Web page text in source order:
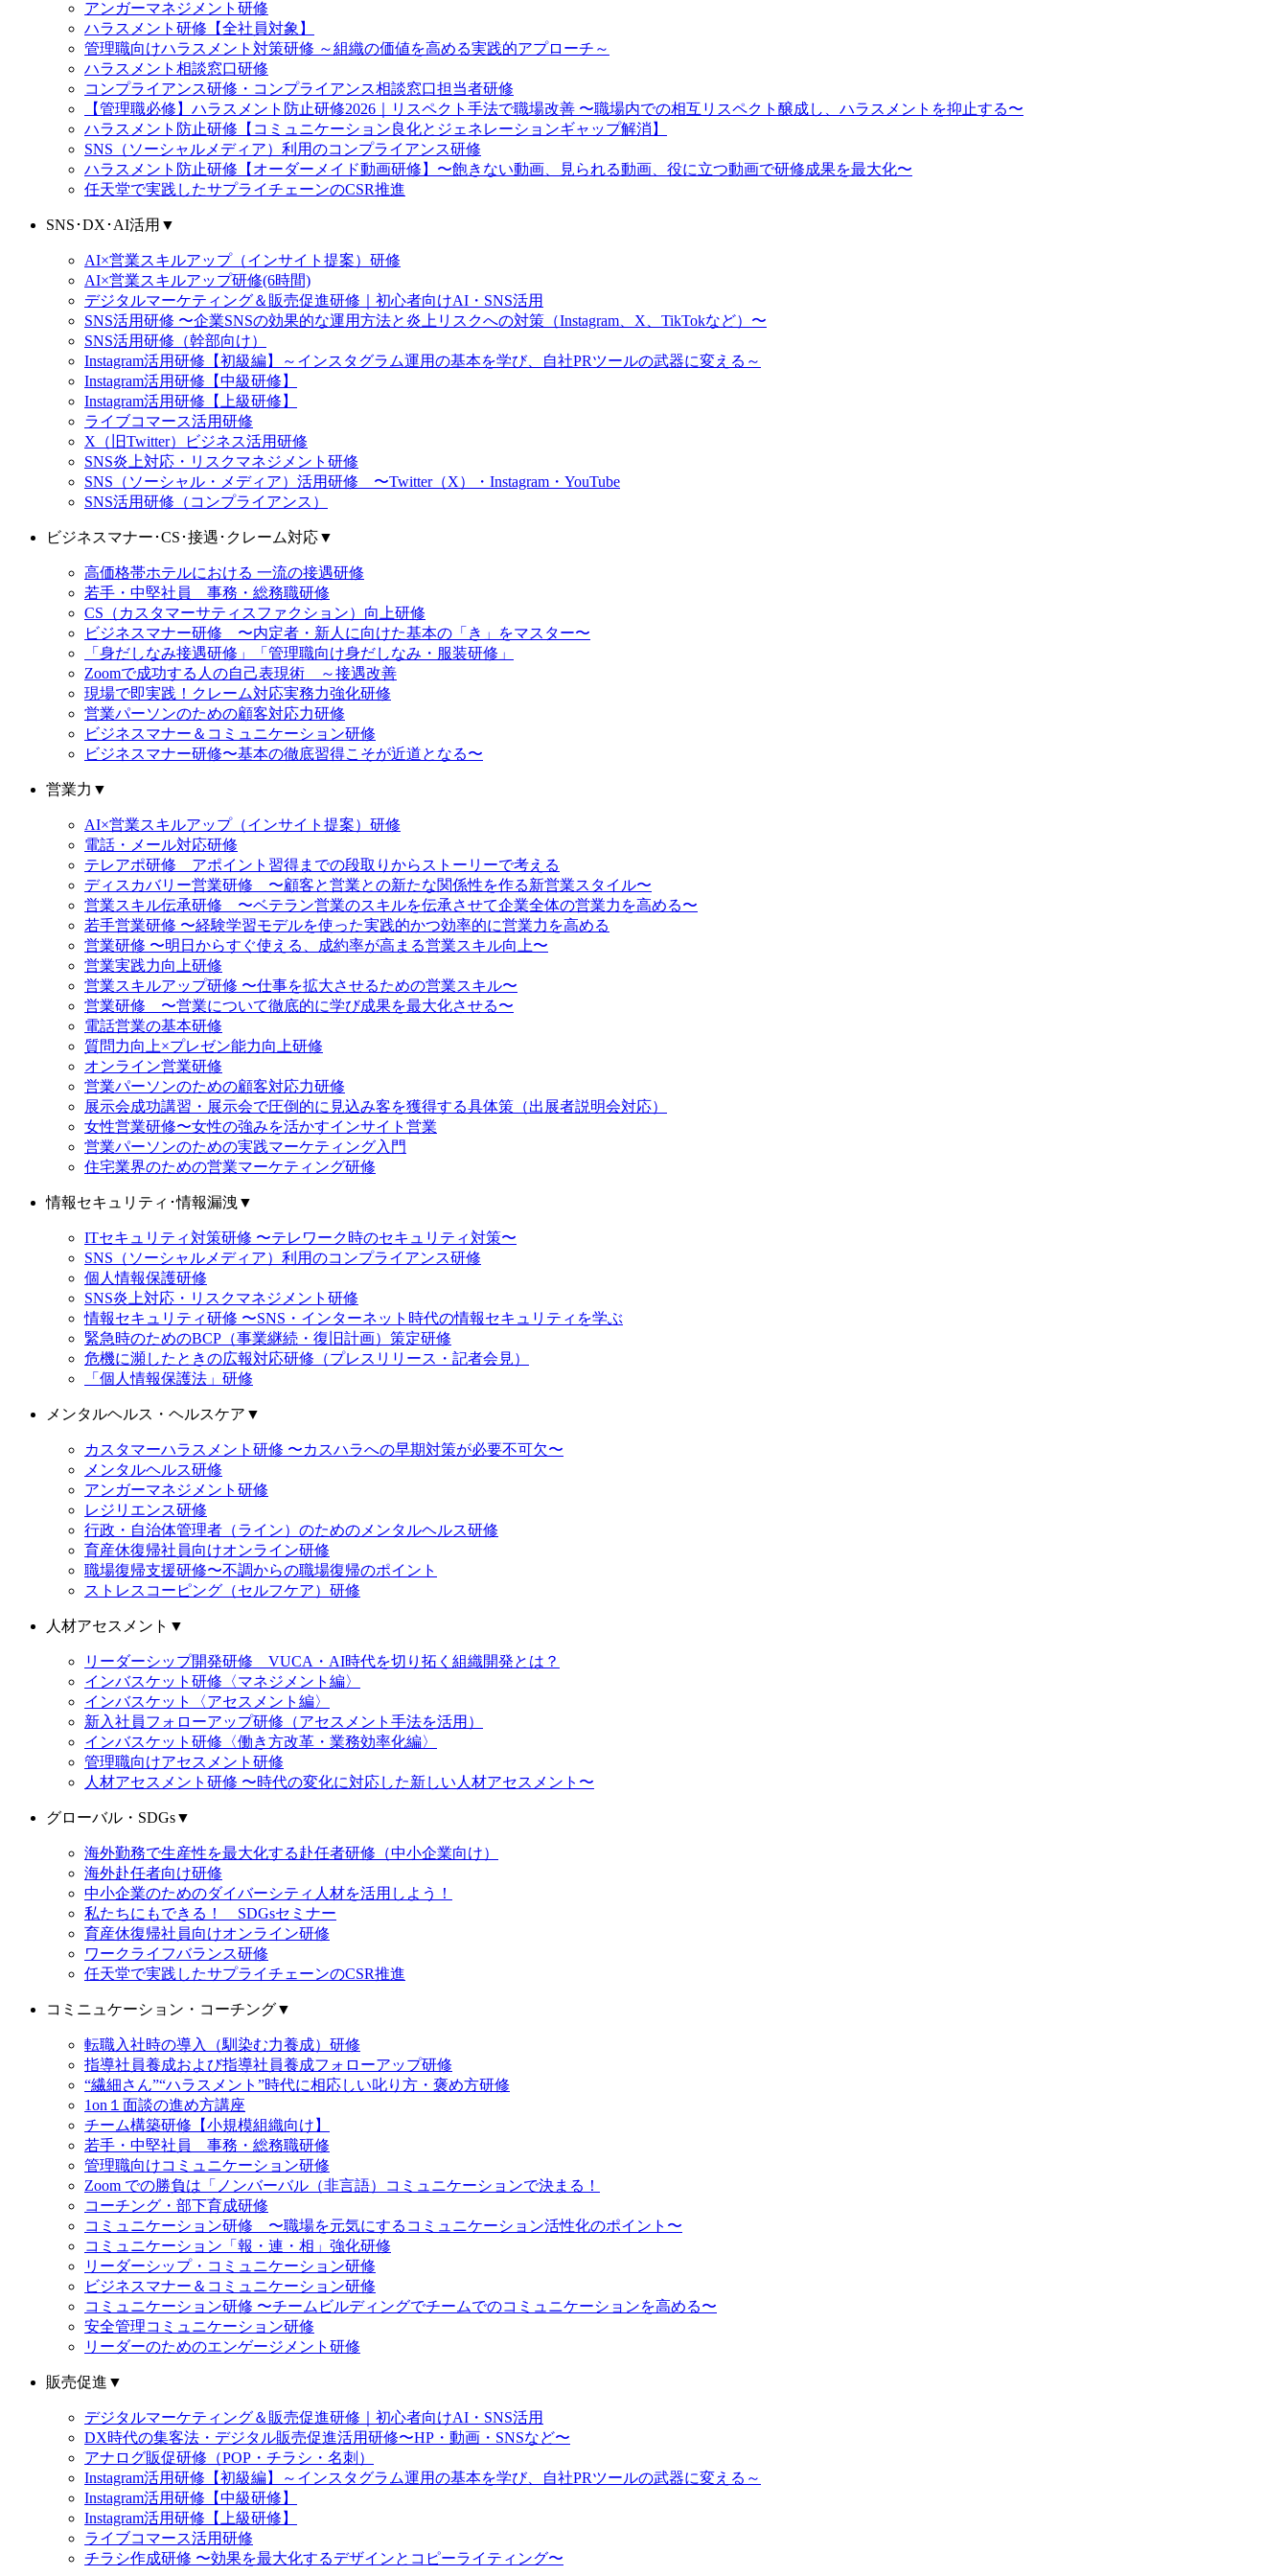
アンガーマネジメント研修
ハラスメント研修【全社員対象】
管理職向けハラスメント対策研修 ～組織の価値を高める実践的アプローチ～
ハラスメント相談窓口研修
コンプライアンス研修・コンプライアンス相談窓口担当者研修
【管理職必修】ハラスメント防止研修2026｜リスペクト手法で職場改善 〜職場内での相互リスペクト醸成し、ハラスメントを抑止する〜
ハラスメント防止研修【コミュニケーション良化とジェネレーションギャップ解消】
SNS（ソーシャルメディア）利用のコンプライアンス研修
ハラスメント防止研修【オーダーメイド動画研修】〜飽きない動画、見られる動画、役に立つ動画で研修成果を最大化〜
任天堂で実践したサプライチェーンのCSR推進
SNS･DX･AI活用 ▼
AI×営業スキルアップ（インサイト提案）研修
AI×営業スキルアップ研修(6時間)
デジタルマーケティング＆販売促進研修｜初心者向けAI・SNS活用
SNS活用研修 〜企業SNSの効果的な運用方法と炎上リスクへの対策（Instagram、X、TikTokなど）〜
SNS活用研修（幹部向け）
Instagram活用研修【初級編】～インスタグラム運用の基本を学び、自社PRツールの武器に変える～
Instagram活用研修【中級研修】
Instagram活用研修【上級研修】
ライブコマース活用研修
X（旧Twitter）ビジネス活用研修
SNS炎上対応・リスクマネジメント研修
SNS（ソーシャル・メディア）活用研修 〜Twitter（X）・Instagram・YouTube
SNS活用研修（コンプライアンス）
ビジネスマナー･CS･接遇･クレーム対応▼
高価格帯ホテルにおける 一流の接遇研修
若手・中堅社員 事務・総務職研修
CS（カスタマーサティスファクション）向上研修
ビジネスマナー研修 〜内定者・新人に向けた基本の「き」をマスター〜
「身だしなみ接遇研修」「管理職向け身だしなみ・服装研修」
Zoomで成功する人の自己表現術 ～接遇改善
現場で即実践！クレーム対応実務力強化研修
営業パーソンのための顧客対応力研修
ビジネスマナー＆コミュニケーション研修
ビジネスマナー研修〜基本の徹底習得こそが近道となる〜
営業力 ▼
AI×営業スキルアップ（インサイト提案）研修
電話・メール対応研修
テレアポ研修 アポイント習得までの段取りからストーリーで考える
ディスカバリー営業研修 〜顧客と営業との新たな関係性を作る新営業スタイル〜
営業スキル伝承研修 〜ベテラン営業のスキルを伝承させて企業全体の営業力を高める〜
若手営業研修 〜経験学習モデルを使った実践的かつ効率的に営業力を高める
営業研修 〜明日からすぐ使える、成約率が高まる営業スキル向上〜
営業実践力向上研修
営業スキルアップ研修 〜仕事を拡大させるための営業スキル〜
営業研修 〜営業について徹底的に学び成果を最大化させる〜
電話営業の基本研修
質問力向上×プレゼン能力向上研修
オンライン営業研修
営業パーソンのための顧客対応力研修
展示会成功講習・展示会で圧倒的に見込み客を獲得する具体策（出展者説明会対応）
女性営業研修〜女性の強みを活かすインサイト営業
営業パーソンのための実践マーケティング入門
住宅業界のための営業マーケティング研修
情報セキュリティ･情報漏洩 ▼
ITセキュリティ対策研修 〜テレワーク時のセキュリティ対策〜
SNS（ソーシャルメディア）利用のコンプライアンス研修
個人情報保護研修
SNS炎上対応・リスクマネジメント研修
情報セキュリティ研修 〜SNS・インターネット時代の情報セキュリティを学ぶ
緊急時のためのBCP（事業継続・復旧計画）策定研修
危機に瀕したときの広報対応研修（プレスリリース・記者会見）
「個人情報保護法」研修
メンタルヘルス・ヘルスケア ▼
カスタマーハラスメント研修 〜カスハラへの早期対策が必要不可欠〜
メンタルヘルス研修
アンガーマネジメント研修
レジリエンス研修
行政・自治体管理者（ライン）のためのメンタルヘルス研修
育産休復帰社員向けオンライン研修
職場復帰支援研修〜不調からの職場復帰のポイント
ストレスコーピング（セルフケア）研修
人材アセスメント ▼
リーダーシップ開発研修 VUCA・AI時代を切り拓く組織開発とは？
インバスケット研修〈マネジメント編〉
インバスケット〈アセスメント編〉
新入社員フォローアップ研修（アセスメント手法を活用）
インバスケット研修〈働き方改革・業務効率化編〉
管理職向けアセスメント研修
人材アセスメント研修 〜時代の変化に対応した新しい人材アセスメント〜
グローバル・SDGs▼
海外勤務で生産性を最大化する赴任者研修（中小企業向け）
海外赴任者向け研修
中小企業のためのダイバーシティ人材を活用しよう！
私たちにもできる！ SDGsセミナー
育産休復帰社員向けオンライン研修
ワークライフバランス研修
任天堂で実践したサプライチェーンのCSR推進
コミニュケーション・コーチング▼
転職入社時の導入（馴染む力養成）研修
指導社員養成および指導社員養成フォローアップ研修
“繊細さん”“ハラスメント”時代に相応しい叱り方・褒め方研修
1on１面談の進め方講座
チーム構築研修【小規模組織向け】
若手・中堅社員 事務・総務職研修
管理職向けコミュニケーション研修
Zoom での勝負は「ノンバーバル（非言語）コミュニケーションで決まる！
コーチング・部下育成研修
コミュニケーション研修 〜職場を元気にするコミュニケーション活性化のポイント〜
コミュニケーション「報・連・相」強化研修
リーダーシップ・コミュニケーション研修
ビジネスマナー＆コミュニケーション研修
コミュニケーション研修 〜チームビルディングでチームでのコミュニケーションを高める〜
安全管理コミュニケーション研修
リーダーのためのエンゲージメント研修
販売促進 ▼
デジタルマーケティング＆販売促進研修｜初心者向けAI・SNS活用
DX時代の集客法・デジタル販売促進活用研修〜HP・動画・SNSなど〜
アナログ販促研修（POP・チラシ・名刺）
Instagram活用研修【初級編】～インスタグラム運用の基本を学び、自社PRツールの武器に変える～
Instagram活用研修【中級研修】
Instagram活用研修【上級研修】
ライブコマース活用研修
チラシ作成研修 〜効果を最大化するデザインとコピーライティング〜